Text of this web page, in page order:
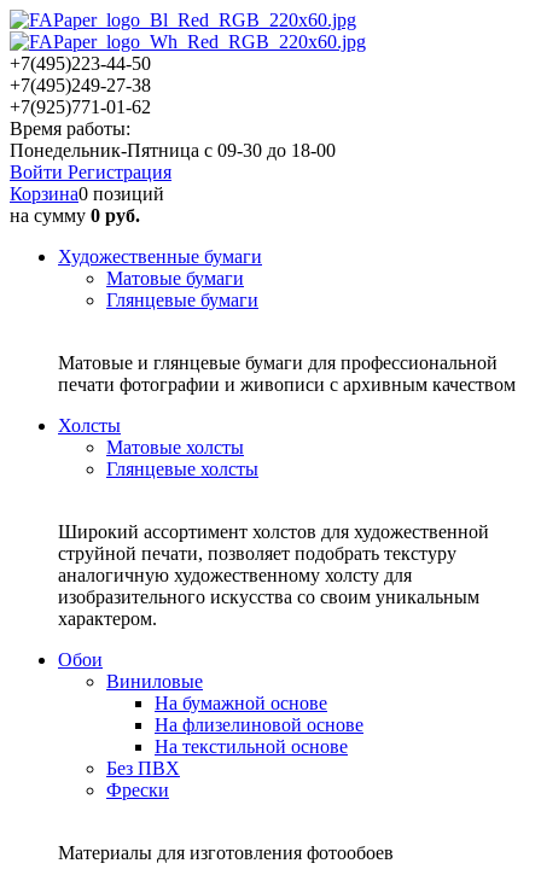
+7(495)223-44-50
+7(495)249-27-38
+7(925)771-01-62
Время работы:
Понедельник-Пятница с 09-30 до 18-00
Войти Регистрация
Корзина0 позиций
на сумму 0 руб.
Художественные бумаги
Матовые бумаги
Глянцевые бумаги
Матовые и глянцевые бумаги для профессиональной
печати фотографии и живописи с архивным качеством
Холсты
Матовые холсты
Глянцевые холсты
Широкий ассортимент холстов для художественной
струйной печати, позволяет подобрать текстуру
аналогичную художественному холсту для
изобразительного искусства со своим уникальным
характером.
Обои
Виниловые
На бумажной основе
На флизелиновой основе
На текстильной основе
Без ПВХ
Фрески
Материалы для изготовления фотообоев